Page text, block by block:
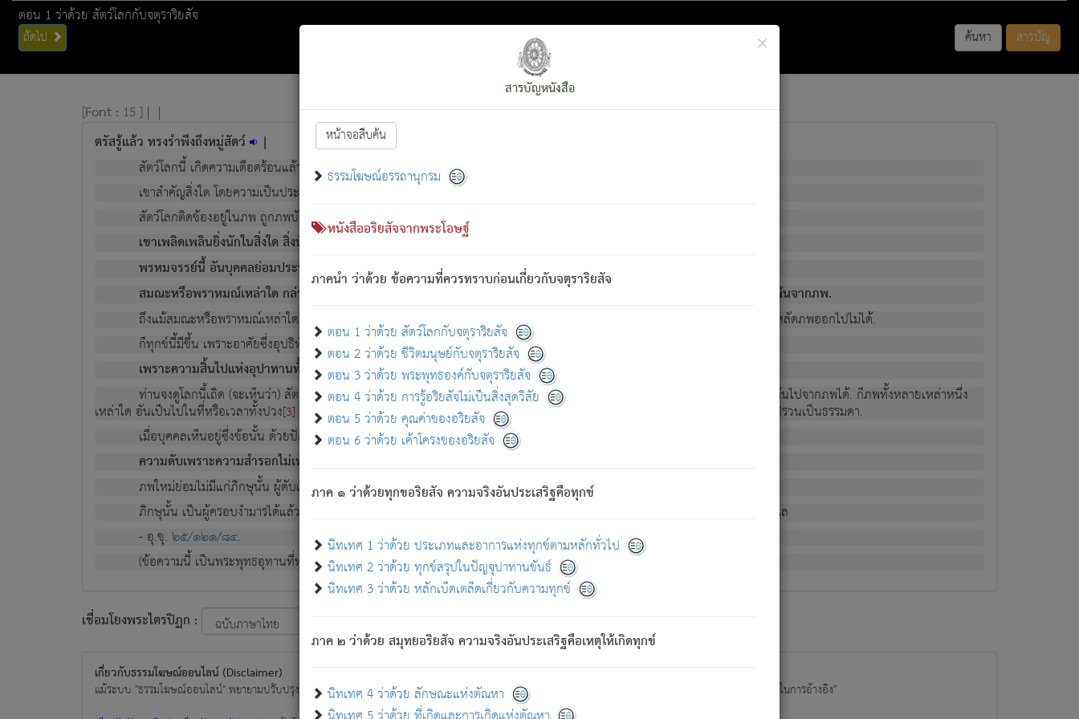
ตอน 1 ว่าด้วย สัตว์โลกกับจตุราริยสัจ
ถัดไป ค้นหา สารบัญ
×
สารบัญหนังสือ
หน้าจอสืบค้น
ธรรมโฆษณ์อรรถานุกรม
หนังสืออริยสัจจากพระโอษฐ์
ภาคนำ ว่าด้วย ข้อความที่ควรทราบก่อนเกี่ยวกับจตุราริยสัจ
ตอน 1 ว่าด้วย สัตว์โลกกับจตุราริยสัจ
ตอน 2 ว่าด้วย ชีวิตมนุษย์กับจตุราริยสัจ
ตอน 3 ว่าด้วย พระพุทธองค์กับจตุราริยสัจ
ตอน 4 ว่าด้วย การรู้อริยสัจไม่เป็นสิ่งสุดวิสัย
ตอน 5 ว่าด้วย คุณค่าของอริยสัจ
ตอน 6 ว่าด้วย เค้าโครงของอริยสัจ
ภาค ๑ ว่าด้วยทุกขอริยสัจ ความจริงอันประเสริฐคือทุกข์
นิทเทศ 1 ว่าด้วย ประเภทและอาการแห่งทุกข์ตามหลักทั่วไป
นิทเทศ 2 ว่าด้วย ทุกข์สรุปในปัญจุปาทานขันธ์
นิทเทศ 3 ว่าด้วย หลักเบ็ดเตล็ดเกี่ยวกับความทุกข์
ภาค ๒ ว่าด้วย สมุทยอริยสัจ ความจริงอันประเสริฐคือเหตุให้เกิดทุกข์
นิทเทศ 4 ว่าด้วย ลักษณะแห่งตัณหา
[Font : 15 ] | |
ตรัสรู้แล้ว ทรงรำพึงถึงหมู่สัตว์ |
สัตว์โลกนี้ เกิดความเดือดร้อนแล้ว มีผัสสะบังหน้า[1]ย่อมกล่าวซึ่งโรค (ความเสียดแทง) นั้นโดยความเป็นตัวเป็นตน
เขาสำคัญสิ่งใด โดยความเป็นประการใด แต่สิ่งนั้นย่อมเป็น (ตามที่เป็นจริง) โดยประการอื่นจากที่เขาสำคัญนั้น
สัตว์โลกติดข้องอยู่ในภพ ถูกภพบังหน้าแล้ว มีภพโดยความเป็นอย่างอื่น (จากที่มันเป็นอยู่จริง) จึงได้เพลิดเพลินยิ่งนักในภพนั้น
เขาเพลิดเพลินยิ่งนักในสิ่งใด สิ่งนั้นเป็นภัย (ที่เขาไม่รู้จัก) : เขากลัวต่อสิ่งใดสิ่งนั้นเป็นทุกข์
พรหมจรรย์นี้ อันบุคคลย่อมประพฤติ ก็เพื่อการละขาดซึ่งภพ.
สมณะหรือพราหมณ์เหล่าใด กล่าวความหลุดพ้นจากภพว่ามีได้เพราะภพ เรากล่าวว่า สมณะหรือพราหมณ์ทั้งปวงนั้น มิใช่ผู้หลดพ้นจากภพ.
ถึงแม้สมณะหรือพราหมณ์เหล่าใด กล่าวความออกไปได้จากภพ ว่ามีได้เพราะวิภพ[2]
: เรากล่าวว่า สมณะหรือพราหมณ์ทั้งปวงนั้น ก็ยังสลัดภพออกไปไม่ได้.
ก็ทุกข์นี้มีขึ้น เพราะอาศัยซึ่งอุปธิทั้งปวง.
เพราะความสิ้นไปแห่งอุปาทานทั้งปวง ความเกิดขึ้นแห่งทุกข์จึงไม่มี.
ท่านจงดูโลกนี้เถิด (จะเห็นว่า) สัตว์ทั้งหลายอันอวิชาหนาแน่นบังหนาแล้ว; และว่า สัตว์ผู้ยินดีในภพอันเป็นแล้วนั้น ย่อมไม่เป็นผู้หลุดพ้นไปจากภพได้. ก็ภพทั้งหลายเหล่าหนึ่ง
เหล่าใด อันเป็นไปในที่หรือเวลาทั้งปวง[3] เพื่อความมีแห่งประโยชน์โดยประการทั้งปวง; ภพทั้งหลายทั้งหมดนั้น ไม่เที่ยง เป็นทุกข์ มีความแปรปรวนเป็นธรรมดา.
เมื่อบุคคลเห็นอยู่ซึ่งข้อนั้น ด้วยปัญญาอันชอบตามที่เป็นจริงอย่างนี้อยู่; เขาย่อมละภวตัณหาได้ และไม่เพลิดเพลินวิภวตัณหาด้วย.
ความดับเพราะความสำรอกไม่เหลือ (แห่งภพทั้งหลาย) เพราะความสิ้นไปแห่งตัณหาโดยประการทั้งปวง นั้นคือนิพพาน.
ภพใหม่ย่อมไม่มีแก่ภิกษุนั้น ผู้ดับเย็นสนิทแล้ว เพราะไม่มีความยึดมั่น
ภิกษุนั้น เป็นผู้ครอบงำมารได้แล้ว ชนะสงครามแล้ว ก้าวล่วงภพทั้งหลายทั้งปวงได้แล้ว เป็นผู้คงที่ (คือไม่เปลี่ยนแปลงอีกต่อไป). ดังนี้แล
- อุ.ขุ.๒๕/๑๒๑/๘๔.
(ข้อความนี้ เป็นพระพุทธอุทานที่ทรงเปล่งออก ที่โคนต้นโพธิ์เป็นที่ตรัสรู้ เมื่อตรัสรู้แล้วได้ 7 วัน)
เชื่อมโยงพระไตรปิฏก :
เกี่ยวกับธรรมโฆษณ์ออนไลน์ (Disclaimer)
แม้ระบบ "ธรรมโฆษณ์ออนไลน์" พยายามปรับปรุงข้อมูลให้ถูกต้องมากที่สุด ผู้ศึกษาก็พึงตรวจสอบกับตัวเล่มหนังสือต้นฉบับ ที่มีการพิมพ์ครั้งล่าสุด ก่อนนำข้อมูลไปใช้ในการอ้างอิง"